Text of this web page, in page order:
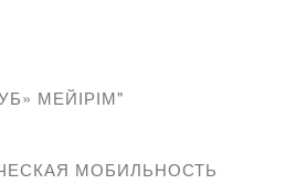
МЕЙІРІМ"
МОБИЛЬНОСТЬ